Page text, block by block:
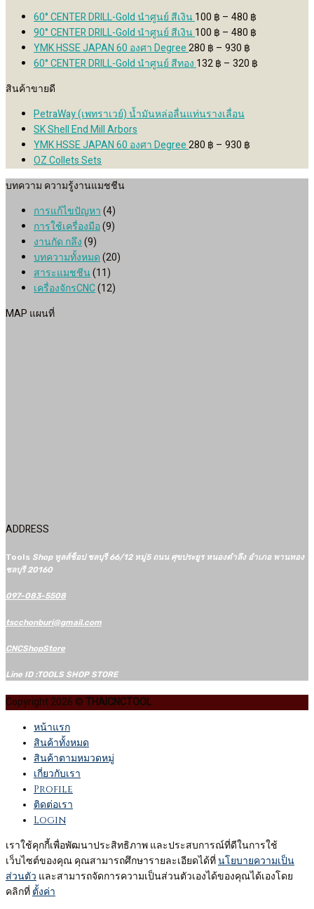
2,300 ฿
multiple
variants.
The
options
chosen
product
page
60° CENTER DRILL-Gold นำศูนย์ สีเงิน100 ฿ – 480 ฿
through
90° CENTER DRILL-Gold นำศูนย์ สีเงิน100 ฿ – 480 ฿
100 ฿
YMK HSSE JAPAN 60 องศา Degree280 ฿ – 930 ฿
range:
60° CENTER DRILL-Gold นำศูนย์ สีทอง 132฿ – 320 ฿
สินค้าขายดี
PetraWay (เพทราเวย์) น้ำมันหล่อลื่นแท่นรางเลื่อน
SK Shell End Mill Arbors
YMK HSSE JAPAN 60 องศา Degree280 ฿ – 930 ฿
280 ฿
OZ Collets Sets
บทความ ความรู้งานแมชชีน
การแก้ไขปัญหา(4)
การใช้เครื่องมือ(9)
งานกัด กลึง(9)
บทความทั้งหมด(20)
สาระแมชชีน(11)
เครื่องจักรCNC(12)
MAP แผนที่
ADDRESS
Tools Shop ทูลส์ช็อป ชลบุรี 66/12​ หมู่5​ ถนน ศุขประยูร หนองตำลึง อำเภอ พานทอง
ชลบุรี 20160
097-083-5508
tscchonburi@gmail.com
CNCShopStore
Line ID :TOOLS SHOP STORE
Copyright 2026 ©THAICNCTOOL
หน้าแรก
สินค้าทั้งหมด
สินค้าตามหมวดหมู่
เกี่ยวกับเรา
Profile
ติดต่อเรา
Login
เราใช้คุกกี้เพื่อพัฒนาประสิทธิภาพ และประสบการณ์ที่ดีในการใช้
เว็บไซต์ของคุณ คุณสามารถศึกษารายละเอียดได้ที่นโยบายความเป็น
ส่วนตัว และสามารถจัดการความเป็นส่วนตัวเองได้ของคุณได้เองโดย
คลิกที่ตั้งค่า